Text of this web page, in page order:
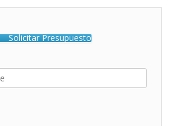
Solicitar Presupuesto